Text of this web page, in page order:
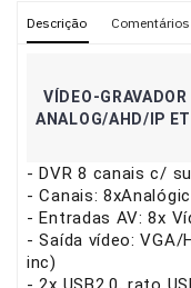
Descrição Comentários
VÍDEO-
ANALOG/AHD/IP
- DVR 8 canais c/
- Canais:
- Entradas AV: 8x
- Saída vídeo: VGA/
inc)